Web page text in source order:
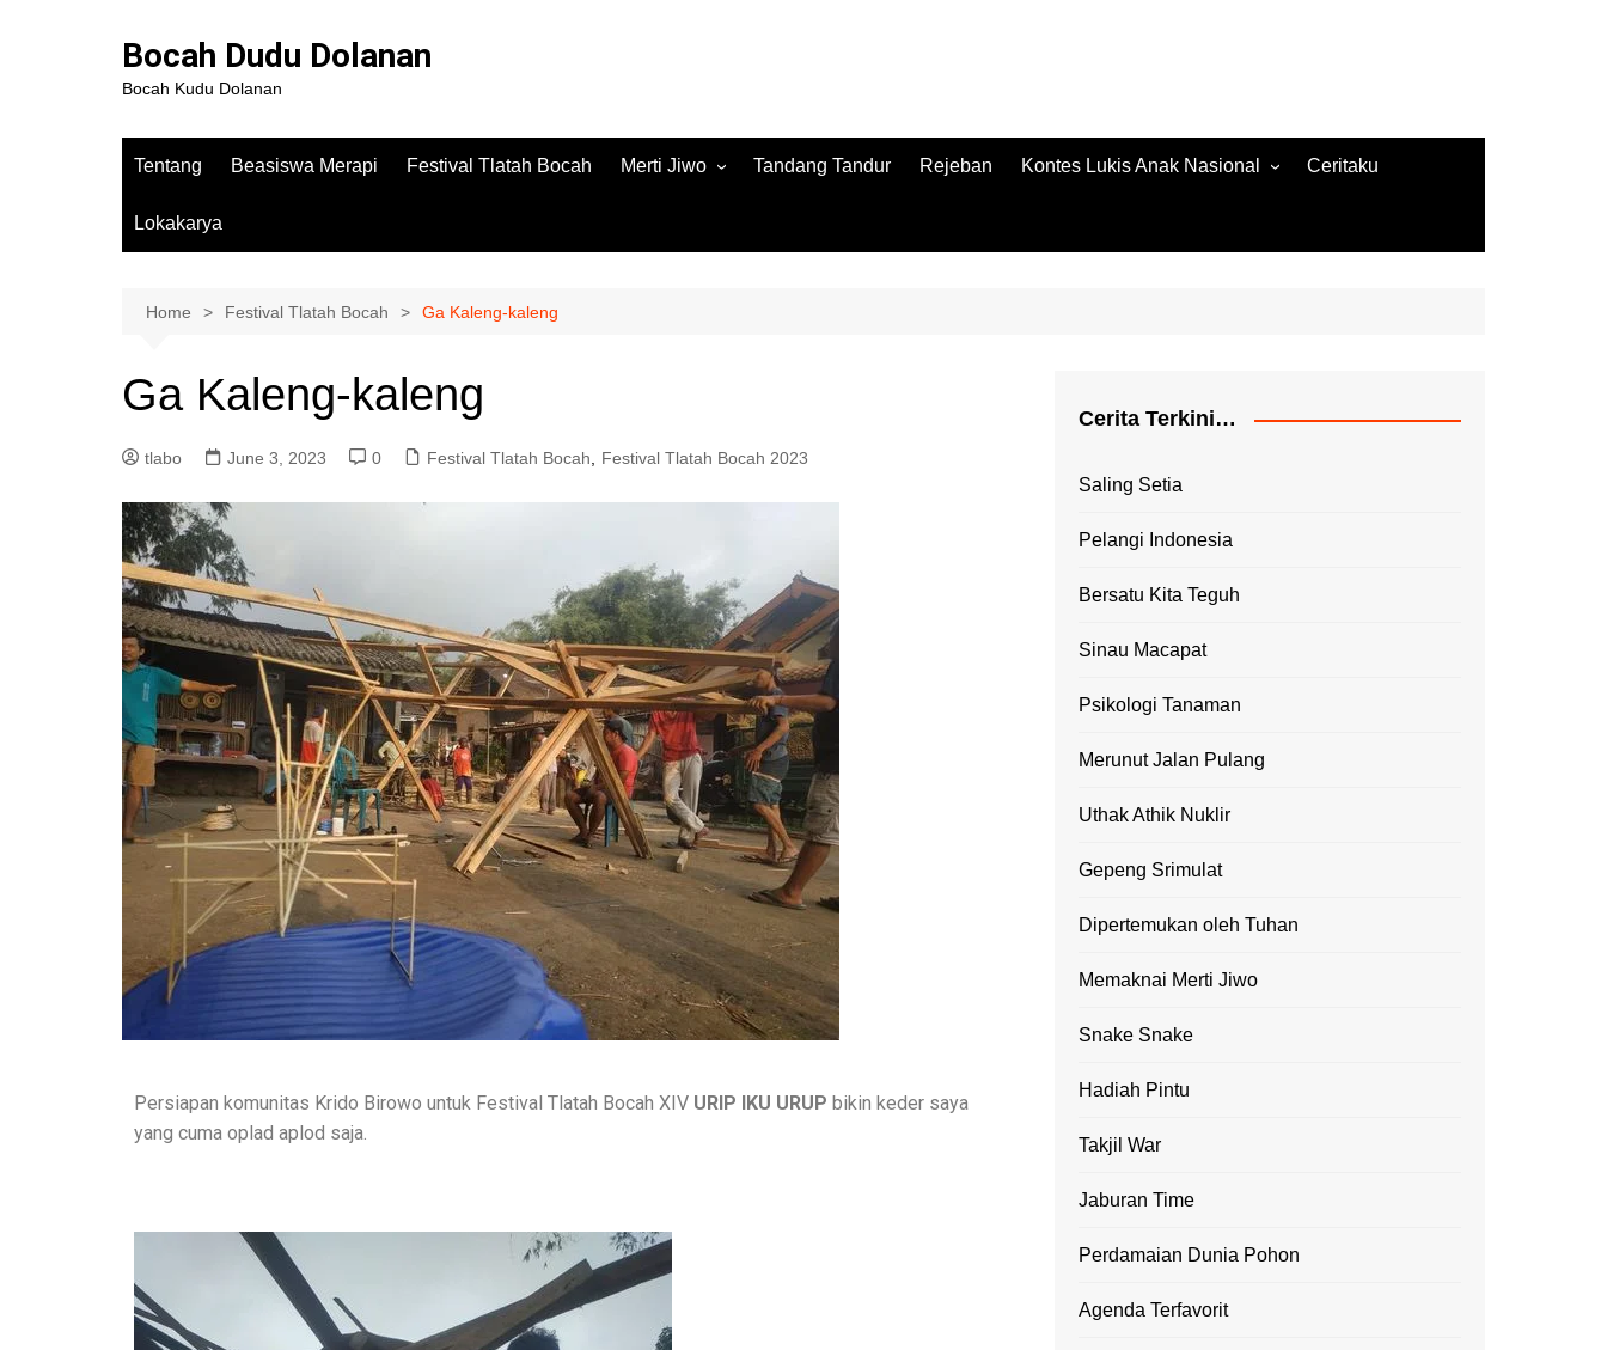
Bocah Dudu Dolanan
Bocah Kudu Dolanan
Tentang Beasiswa Merapi Festival Tlatah Bocah Merti Jiwo
Merti Jiwo 2023
Tandang Tandur Rejeban Kontes Lukis Anak Nasional
Jambore Gambar 2020
Ceritaku
Lokakarya
Home Festival Tlatah Bocah Ga Kaleng-kaleng
Ga Kaleng-kaleng
tlabo June 3, 2023 0 Festival Tlatah Bocah Festival Tlatah Bocah 2023
Persiapan komunitas Krido Birowo untuk Festival Tlatah Bocah XIV URIP IKU URUP bikin keder saya
yang cuma oplad aplod saja.
Cerita Terkini…
Saling Setia
Pelangi Indonesia
Bersatu Kita Teguh
Sinau Macapat
Psikologi Tanaman
Merunut Jalan Pulang
Uthak Athik Nuklir
Gepeng Srimulat
Dipertemukan oleh Tuhan
Memaknai Merti Jiwo
Snake Snake
Hadiah Pintu
Takjil War
Jaburan Time
Perdamaian Dunia Pohon
Agenda Terfavorit